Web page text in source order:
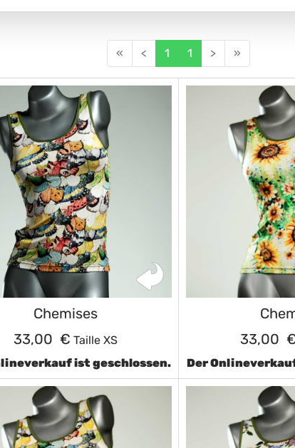
« < 1 1 > »
Chemises
33,00 € Taille XS
ist geschlossen.
33,00
Der